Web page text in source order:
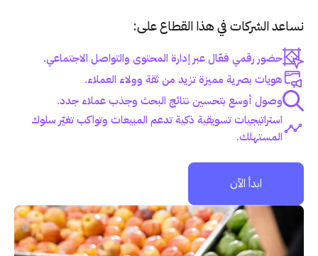
نساعد الشركات في هذا القطاع على:
حضور رقمي فعّال عبر إدارة المحتوى والتواصل الاجتماعي.
هويات بصرية مميزة تزيد من ثقة وولاء العملاء.
وصول أوسع بتحسين نتائج البحث وجذب عملاء جدد.
استراتيجيات تسويقية ذكية تدعم المبيعات وتواكب تغيّر سلوك
المستهلك.
ابدأ الآن